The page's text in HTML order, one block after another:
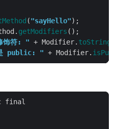
("sayHello"
getModifiers
饰符: " + Modifier. toString
public: " + Modifier.